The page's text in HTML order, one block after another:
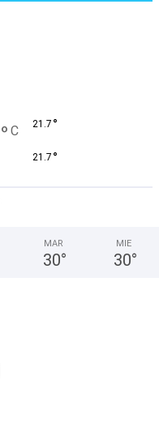
° C 21.7 °
21.7 °
MAR
30°
MIE
30°